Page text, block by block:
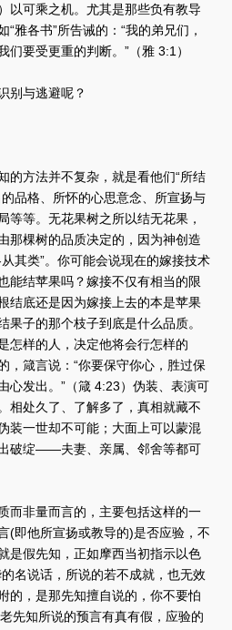
以可乘之机。尤其是那些负有教导
雅各书”所告诫的：“我的弟兄们，
要受更重的判断。”（雅 3:1）
别与逃避呢？
的方法并不复杂，就是看他们“所结
品格、所怀的心思意念、所宣扬与
等等。无花果树之所以结无花果，
那棵树的品质决定的，因为神创造
其类”。你可能会说现在的嫁接技术
能结苹果吗？嫁接不仅有相当的限
结底还是因为嫁接上去的本是苹果
果子的那个枝子到底是什么品质。
怎样的人，决定他将会行怎样的
，箴言说：“你要保守你心，胜过保
心发出。”（箴 4:23）伪装、表演可
相处久了、了解多了，真相就藏不
装一世却不可能；大面上可以蒙混
破绽——夫妻、亲属、邻舍等都可
而非量而言的，主要包括这样的一
(即他所宣扬或教导的)是否应验，不
是假先知，正如摩西当初指示以色
名说话，所说的若不成就，也无效
的，是那先知擅自说的，你不要怕
先知所说的预言有真有假，应验的